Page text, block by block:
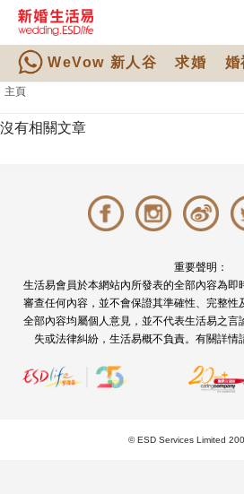
WeVow 新人谷 求婚 婚
主頁
沒有相關文章
重要聲明：
生活易會員於本網站內所發表的全部內容為即
審查任何內容，並不會保證其準確性、完整性
全部內容均屬個人意見，並不代表生活易之言
失或法律糾紛，生活易概不負責。有關詳情
© ESD Services Limited